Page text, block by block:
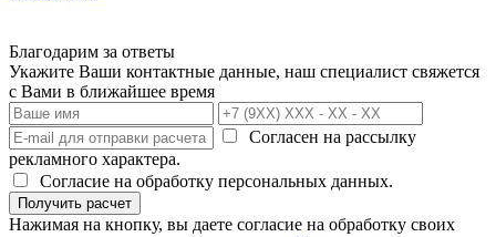
Благодарим за ответы
Укажите Ваши контактные данные, наш специалист свяжется
с Вами в ближайшее время
Согласен на рассылку
рекламного характера.
Согласие на обработку персональных данных.
Получить расчет
Нажимая на кнопку, вы даете согласие на обработку своих